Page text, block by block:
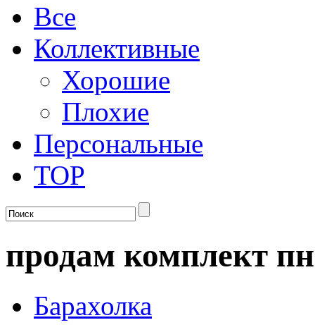
Все
Коллективные
Хорошие
Плохие
Персональные
TOP
продам комплект
Барахолка